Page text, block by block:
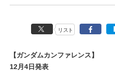
リスト
【ガンダムカンファレンス】
12月4日発表